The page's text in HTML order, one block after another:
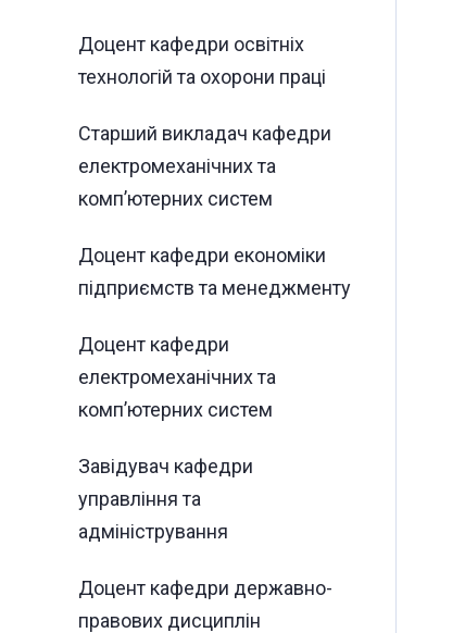
Доцент кафедри освітніх
технологій та охорони праці
Старший викладач кафедри
електромеханічних та
комп’ютерних систем
Доцент кафедри економіки
підприємств та менеджменту
Доцент кафедри
електромеханічних та
комп’ютерних систем
Завідувач кафедри
управління та
адміністрування
Доцент кафедри державно-
правових дисциплін